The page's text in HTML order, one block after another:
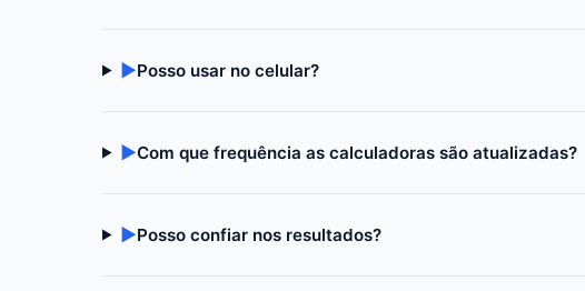
▶Posso usar no celular?
▶Com que frequência as calculadoras são atualizadas?
▶Posso confiar nos resultados?